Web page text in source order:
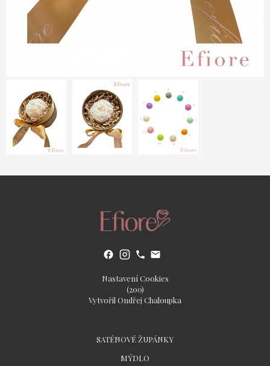
Nastavení Cookies
(200)
Vytvořil Ondřej Chaloupka
SATÉNOVÉ ŽUPÁNKY
MÝDLO